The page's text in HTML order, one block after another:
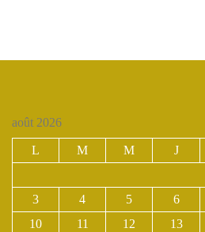
août 2026
L M M J
3
4 5 6
10
11 12 13